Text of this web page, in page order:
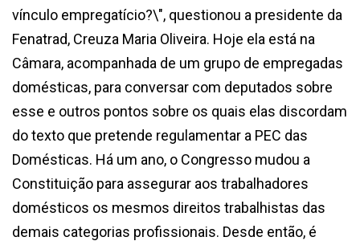
vínculo empregatício?\", questionou a presidente da
Fenatrad, Creuza Maria Oliveira. Hoje ela está na
Câmara, acompanhada de um grupo de empregadas
domésticas, para conversar com deputados sobre
esse e outros pontos sobre os quais elas discordam
do texto que pretende regulamentar a PEC das
Domésticas. Há um ano, o Congresso mudou a
Constituição para assegurar aos trabalhadores
domésticos os mesmos direitos trabalhistas das
demais categorias profissionais. Desde então, é